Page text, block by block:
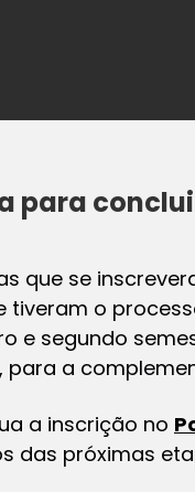
para
que se
tiveram o
e segundo
para a
a inscrição no
das próximas